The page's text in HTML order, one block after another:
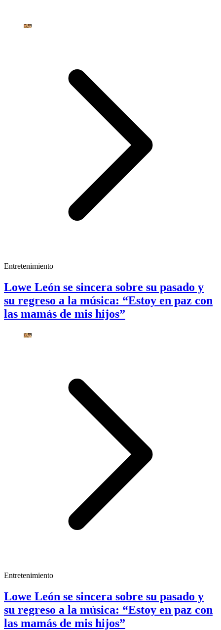
Entretenimiento
Lowe León se sincera sobre su pasado y
su regreso a la música: “Estoy en paz con
las mamás de mis hijos”
Entretenimiento
Lowe León se sincera sobre su pasado y
su regreso a la música: “Estoy en paz con
las mamás de mis hijos”